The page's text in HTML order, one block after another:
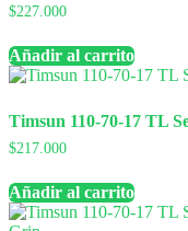
$227.000
Añadir al carrito
Timsun 110-70-17 TL
$217.000
Añadir al carrito